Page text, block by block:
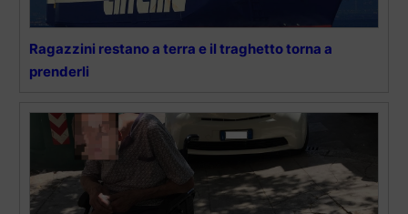
Ragazzini restano a terra e il traghetto torna a
prenderli